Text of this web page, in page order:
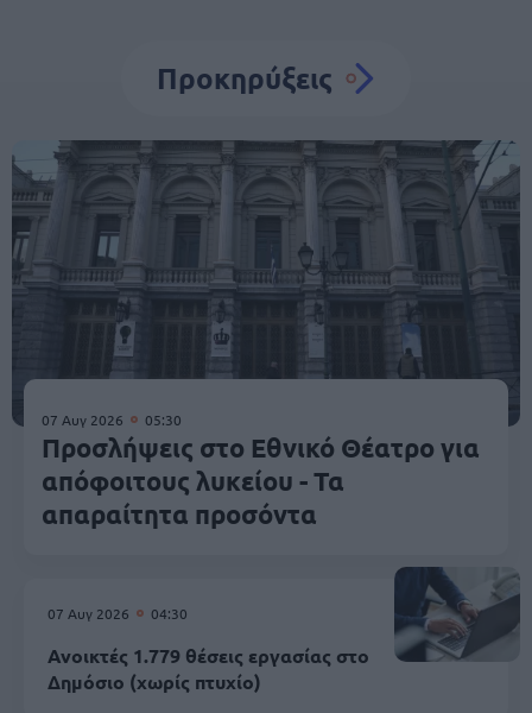
Προκηρύξεις
07 Αυγ 2026 05:30
Προσλήψεις στο Εθνικό Θέατρο για
απόφοιτους λυκείου - Τα
απαραίτητα προσόντα
07 Αυγ 2026 04:30
Ανοικτές 1.779 θέσεις εργασίας στο
Δημόσιο (χωρίς πτυχίο)